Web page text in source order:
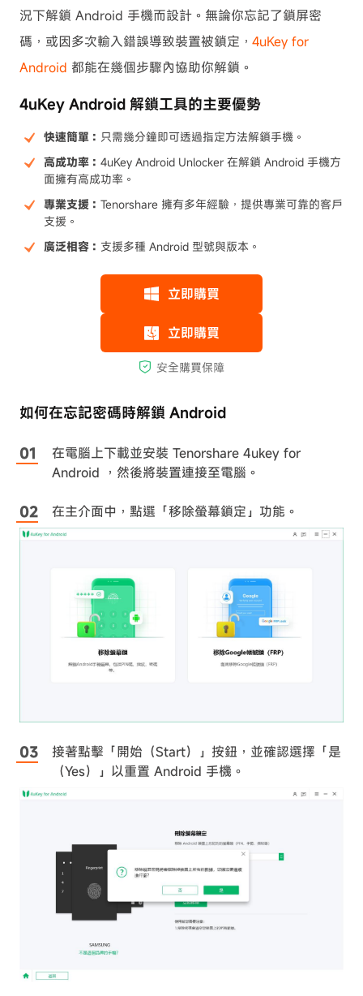
況下解鎖 Android 手機而設計。無論你忘記了鎖屏密
碼，或因多次輸入錯誤導致裝置被鎖定， 4uKey for
Android 都能在幾個步驟內協助你解鎖。
4uKey Android 解鎖工具的主要優勢
快速簡單： 只需幾分鐘即可透過指定方法解鎖手機。
高成功率： 4uKey Android Unlocker 在解鎖 Android 手機方
面擁有高成功率。
專業支援： Tenorshare 擁有多年經驗，提供專業可靠的客戶
支援。
廣泛相容： 支援多種 Android 型號與版本。
如何在忘記密碼時解鎖 Android
在電腦上下載並安裝 Tenorshare 4ukey for
Android ，然後將裝置連接至電腦。
在主介面中，點選「移除螢幕鎖定」功能。
接著點擊「開始（Start）」按鈕，並確認選擇「是
（Yes）」以重置 Android 手機。